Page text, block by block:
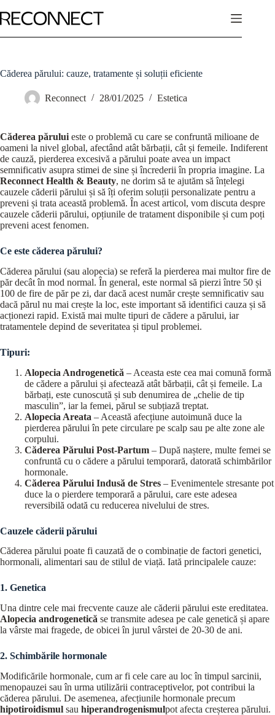
Căderea părului: cauze, tratamente și soluții eficiente
Reconnect 28/01/2025 Estetica
Căderea părului este o problemă cu care se confruntă milioane de
oameni la nivel global, afectând atât bărbații, cât și femeile. Indiferent
de cauză, pierderea excesivă a părului poate avea un impact
semnificativ asupra stimei de sine și încrederii în propria imagine. La
Reconnect Health & Beauty, ne dorim să te ajutăm să înțelegi
cauzele căderii părului și să îți oferim soluții personalizate pentru a
preveni și trata această problemă. În acest articol, vom discuta despre
cauzele căderii părului, opțiunile de tratament disponibile și cum poți
preveni acest fenomen.
Ce este căderea părului?
Căderea părului (sau alopecia) se referă la pierderea mai multor fire de
păr decât în mod normal. În general, este normal să pierzi între 50 și
100 de fire de păr pe zi, dar dacă acest număr crește semnificativ sau
dacă părul nu mai crește la loc, este important să identifici cauza și să
acționezi rapid. Există mai multe tipuri de cădere a părului, iar
tratamentele depind de severitatea și tipul problemei.
Tipuri:
Alopecia Androgenetică – Aceasta este cea mai comună formă
de cădere a părului și afectează atât bărbații, cât și femeile. La
bărbați, este cunoscută și sub denumirea de „chelie de tip
masculin”, iar la femei, părul se subțiază treptat.
Alopecia Areata – Această afecțiune autoimună duce la
pierderea părului în pete circulare pe scalp sau pe alte zone ale
corpului.
Căderea Părului Post-Partum – După naștere, multe femei se
confruntă cu o cădere a părului temporară, datorată schimbărilor
hormonale.
Căderea Părului Indusă de Stres – Evenimentele stresante pot
duce la o pierdere temporară a părului, care este adesea
reversibilă odată cu reducerea nivelului de stres.
Cauzele căderii părului
Căderea părului poate fi cauzată de o combinație de factori genetici,
hormonali, alimentari sau de stilul de viață. Iată principalele cauze:
1. Genetica
Una dintre cele mai frecvente cauze ale căderii părului este ereditatea.
Alopecia androgenetică se transmite adesea pe cale genetică și apare
la vârste mai fragede, de obicei în jurul vârstei de 20-30 de ani.
2. Schimbările hormonale
Modificările hormonale, cum ar fi cele care au loc în timpul sarcinii,
menopauzei sau în urma utilizării contraceptivelor, pot contribui la
căderea părului. De asemenea, afecțiunile hormonale precum
hipotiroidismul sau hiperandrogenismulpot afecta creșterea părului.